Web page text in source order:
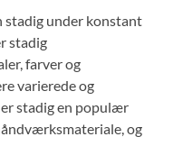
stadig under konstant
stadig
farver og
varierede og
stadig en populær
og